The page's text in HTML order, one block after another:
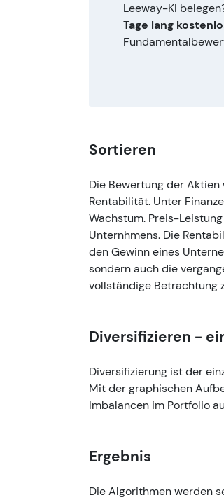
Leeway-KI
Tage lang
Sortieren
Die Bewertung der
Rentabilität. Unter
Wachstum. Preis-
Unternhmens. Die
den Gewinn eines
sondern auch die
vollständige Betrachtung
Diversifizieren -
Diversifizierung ist der
Mit der graphischen
Imbalancen im Portfolio
Ergebnis
Die Algorithmen werden